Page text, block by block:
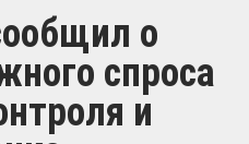
о
спроса
и